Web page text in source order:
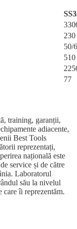
230
50/
510
77
training, garanții,
adiacente,
Best Tools
reprezentați,
națională este
service și de către
Laboratorul
său la nivelul
care îi reprezentăm.